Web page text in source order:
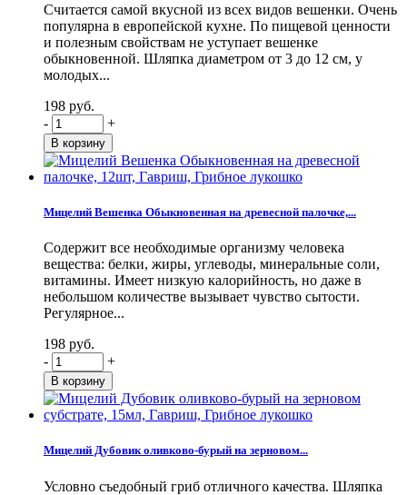
Считается самой вкусной из всех видов вешенки. Очень
популярна в европейской кухне. По пищевой ценности
и полезным свойствам не уступает вешенке
обыкновенной. Шляпка диаметром от 3 до 12 см, у
молодых...
198 руб.
-
+
Мицелий Вешенка Обыкновенная на древесной палочке,...
Содержит все необходимые организму человека
вещества: белки, жиры, углеводы, минеральные соли,
витамины. Имеет низкую калорийность, но даже в
небольшом количестве вызывает чувство сытости.
Регулярное...
198 руб.
-
+
Мицелий Дубовик оливково-бурый на зерновом...
Условно съедобный гриб отличного качества. Шляпка